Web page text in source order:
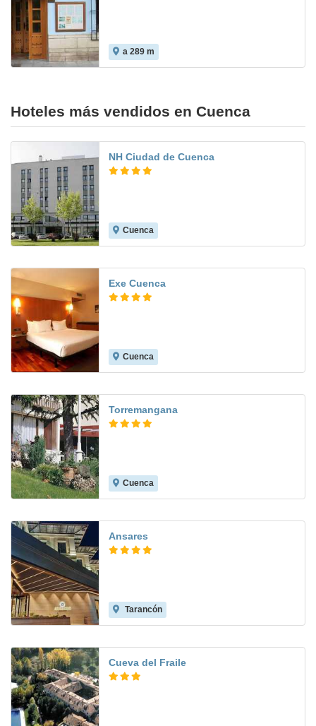
a 289 m
Hoteles más vendidos en Cuenca
NH Ciudad de Cuenca
Cuenca
Exe Cuenca
Cuenca
Torremangana
Cuenca
Ansares
Tarancón
Cueva del Fraile